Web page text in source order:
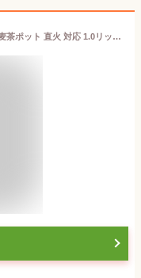
【納期約1～2週間】耐熱 ガラスポット 麦茶ポット 直火 対応 1.0リットル ステンレス蓋 麦茶 冷蔵庫 直火 水出し 茶ポット 冷水筒 ガラス ピッチャー 1000ml ステンレス茶こし付きジャグ【生活応援】